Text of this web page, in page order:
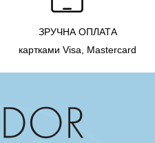
ЗРУЧНА ОПЛАТА
картками Visa, Mastercard